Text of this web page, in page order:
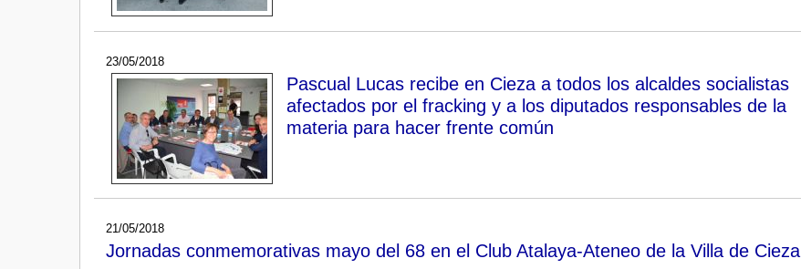
23/05/2018
Pascual Lucas recibe en Cieza a todos los alcaldes socialistas
afectados por el fracking y a los diputados responsables de la
materia para hacer frente común
21/05/2018
Jornadas conmemorativas mayo del 68 en el Club Atalaya-Ateneo de la Villa de Cieza